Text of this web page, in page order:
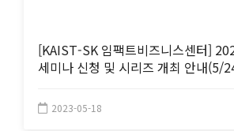
[KAIST-SK 임팩트비즈니스센터]
세미나 신청 및 시리즈 개최 안내(5/
2023-05-18